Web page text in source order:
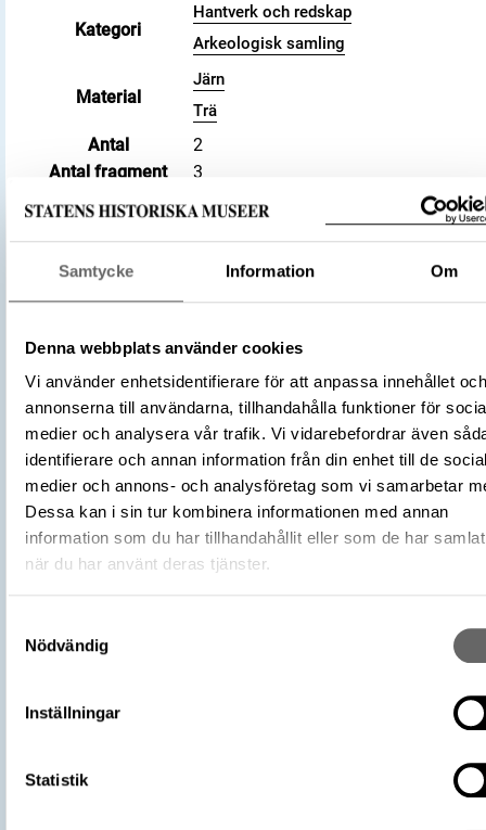
Samtycke Information Om
Denna webbplats använder cookies
Vi använder enhetsidentifierare för att anpassa innehållet och
annonserna till användarna, tillhandahålla funktioner för
medier och analysera vår trafik. Vi vidarebefordrar även
identifierare och annan information från din enhet till de
medier och annons- och analysföretag som vi samarbetar
Dessa kan i sin tur kombinera informationen med annan
information som du har tillhandahållit eller som de har
när du har använt deras tjänster.
Nödvändig
Inställningar
Statistik
Kategori
Hantverk och redskap
Arkeologisk samling
Material
Järn
Trä
Antal
2
Antal fragment
3
Datering
800 – 1100
Andra nummer
Undernummer: Bj 731
Förvärvsnummer 34000
Omnämns i katalog Förvärv: 34000 på Catview
Förvärvsmetod
KML
Förvärvsdatum
2000
Fyndplats
Plats: Björkö, Hemlanden, Fornlämning:
L2017:1904, Socken: Adelsö socken,
Kommun: Ekerö kommun, Landskap:
Land: Sverige
Arkeologisk kontext Kammargrav, Grav, Hög: 731
Undersökningsår
URI
All textinformation (metadata) på denna sida är fri att använda